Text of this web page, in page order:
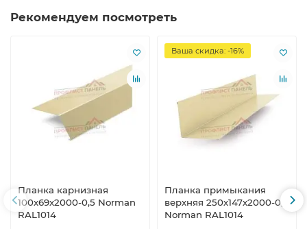
Рекомендуем посмотреть
Планка карнизная
100х69х2000-0,5 Norman
RAL1014
Ваша скидка: -16%
Планка примыкания
верхняя 250х147х2000-0,5
Norman RAL1014